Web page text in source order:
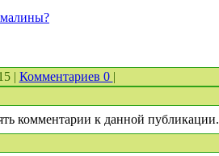
малины?
| Комментариев 0 |
комментарии к данной публикации.